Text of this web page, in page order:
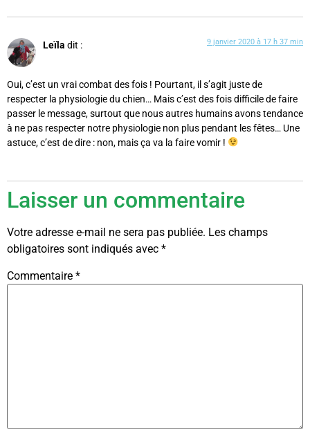
Leïla dit : 9 janvier 2020 à 17 h 37 min
Oui, c’est un vrai combat des fois ! Pourtant, il s’agit juste de
respecter la physiologie du chien… Mais c’est des fois difficile de faire
passer le message, surtout que nous autres humains avons tendance
à ne pas respecter notre physiologie non plus pendant les fêtes… Une
astuce, c’est de dire : non, mais ça va la faire vomir !
Laisser un commentaire
Votre adresse e-mail ne sera pas publiée. Les champs
obligatoires sont indiqués avec *
Commentaire *